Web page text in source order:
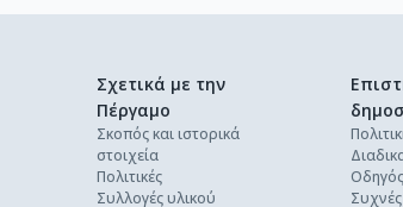
Σχετικά με την
Πέργαμο
Σκοπός και ιστορικά
στοιχεία
Πολιτικές
Συλλογές υλικού